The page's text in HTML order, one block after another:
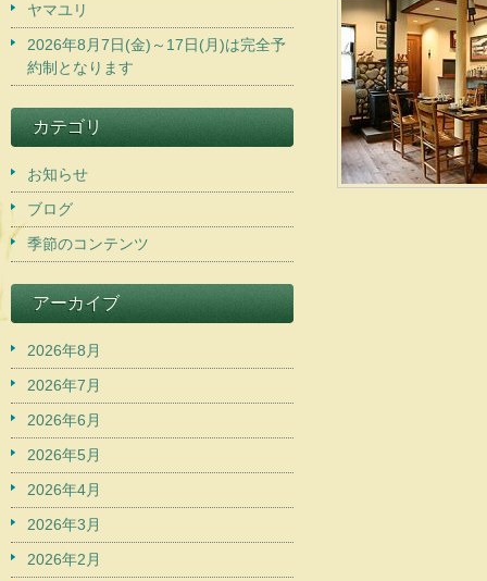
ヤマユリ
2026年8月7日(金)～17日(月)は完全予
約制となります
カテゴリ
お知らせ
ブログ
季節のコンテンツ
アーカイブ
2026年8月
2026年7月
2026年6月
2026年5月
2026年4月
2026年3月
2026年2月